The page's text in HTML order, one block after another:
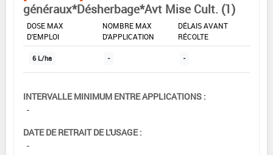
généraux*Désherbage*Avt Mise Cult. (1)
DOSE MAX
D'EMPLOI
NOMBRE MAX
D'APPLICATION
DÉLAIS AVANT
RÉCOLTE
6 L/ha - -
INTERVALLE MINIMUM ENTRE APPLICATIONS :
-
DATE DE RETRAIT DE L'USAGE :
-